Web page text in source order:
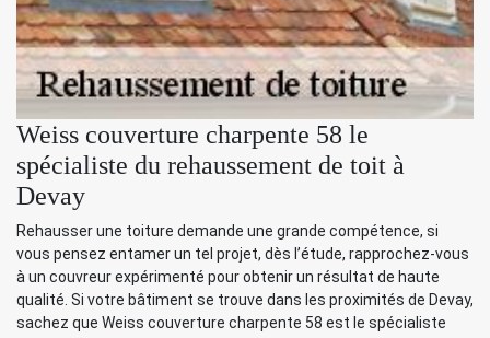
Weiss couverture charpente 58 le
spécialiste du rehaussement de toit à
Devay
Rehausser une toiture demande une grande compétence, si
vous pensez entamer un tel projet, dès l’étude, rapprochez-vous
à un couvreur expérimenté pour obtenir un résultat de haute
qualité. Si votre bâtiment se trouve dans les proximités de Devay,
sachez que Weiss couverture charpente 58 est le spécialiste